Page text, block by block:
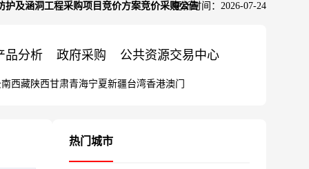
及涵洞工程采购项目竞价方案竞价采购公告更新时间：2026-07-24
品分析 政府采购 公共资源交易中心
西藏陕西甘肃青海宁夏新疆台湾香港澳门
热门城市